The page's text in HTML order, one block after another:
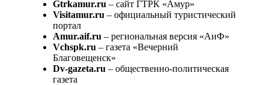
Gtrkamur.ru – сайт ГТРК «Амур»
Visitamur.ru – официальный туристический
портал
Amur.aif.ru – региональная версия «АиФ»
Vchspk.ru – газета «Вечерний
Благовещенск»
Dv-gazeta.ru – общественно-политическая
газета